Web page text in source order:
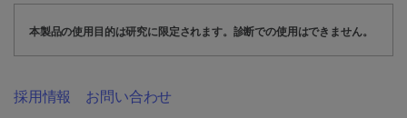
本製品の使用目的は研究に限定されます。診断での使用はできません。
採用情報 お問い合わせ